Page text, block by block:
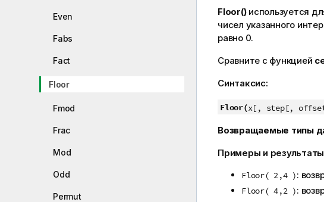
Even
Fabs
Fact
Floor
Fmod
Frac
Mod
Odd
Permut
Floor()используется
чисел указанного
равно 0.
Сравните с функцией
Синтаксис:
Floor(x[, step[,
Возвращаемые типы
Примеры и
Floor( 2,4 ):
Floor( 4,2 ):